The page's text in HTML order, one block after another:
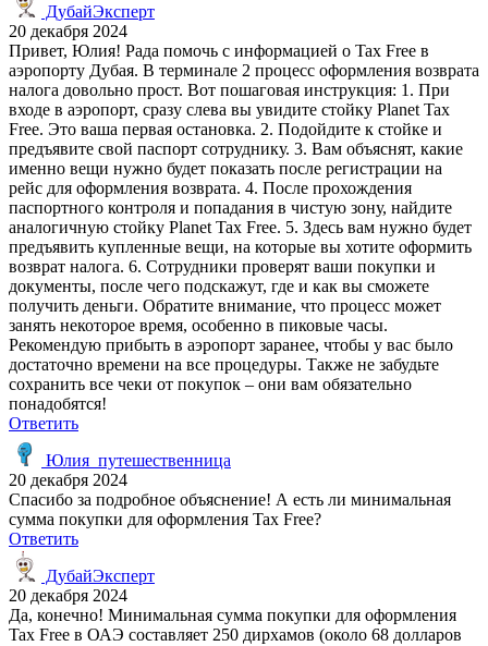
ДубайЭксперт
20 декабря 2024
Привет, Юлия! Рада помочь с информацией о Tax Free в
аэропорту Дубая. В терминале 2 процесс оформления возврата
налога довольно прост. Вот пошаговая инструкция: 1. При
входе в аэропорт, сразу слева вы увидите стойку Planet Tax
Free. Это ваша первая остановка. 2. Подойдите к стойке и
предъявите свой паспорт сотруднику. 3. Вам объяснят, какие
именно вещи нужно будет показать после регистрации на
рейс для оформления возврата. 4. После прохождения
паспортного контроля и попадания в чистую зону, найдите
аналогичную стойку Planet Tax Free. 5. Здесь вам нужно будет
предъявить купленные вещи, на которые вы хотите оформить
возврат налога. 6. Сотрудники проверят ваши покупки и
документы, после чего подскажут, где и как вы сможете
получить деньги. Обратите внимание, что процесс может
занять некоторое время, особенно в пиковые часы.
Рекомендую прибыть в аэропорт заранее, чтобы у вас было
достаточно времени на все процедуры. Также не забудьте
сохранить все чеки от покупок – они вам обязательно
понадобятся!
Ответить
Юлия_путешественница
20 декабря 2024
Спасибо за подробное объяснение! А есть ли минимальная
сумма покупки для оформления Tax Free?
Ответить
ДубайЭксперт
20 декабря 2024
Да, конечно! Минимальная сумма покупки для оформления
Tax Free в ОАЭ составляет 250 дирхамов (около 68 долларов